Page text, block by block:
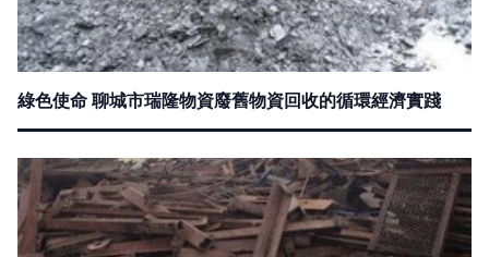
綠色使命 聊城市瑞隆物資廢舊物資回收的循環經濟實踐